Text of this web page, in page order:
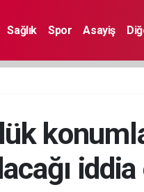
Sağlık Spor Asayiş
iddia